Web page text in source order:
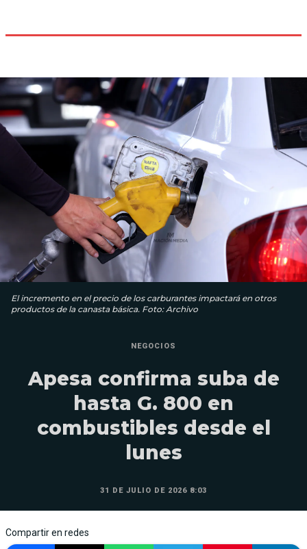
El incremento en el precio de los carburantes impactará en otros
productos de la canasta básica. Foto: Archivo
NEGOCIOS
Apesa confirma suba de
hasta G. 800 en
combustibles desde el
lunes
31 DE JULIO DE 2026 8:03
Compartir en redes